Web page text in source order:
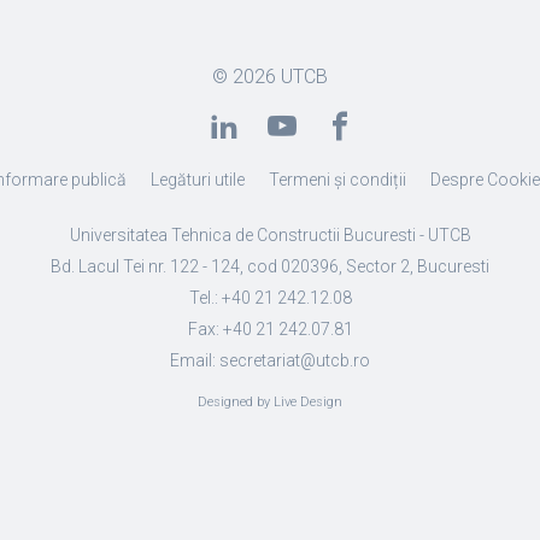
© 2026 UTCB
publică Legături utile Termeni și condiții Despre
Universitatea Tehnica de Constructii Bucuresti - UTCB
Bd. Lacul Tei nr. 122 - 124, cod 020396, Sector 2, Bucuresti
Tel.: +40 21 242.12.08
Fax: +40 21 242.07.81
Email: secretariat@utcb.ro
Designed by Live Design